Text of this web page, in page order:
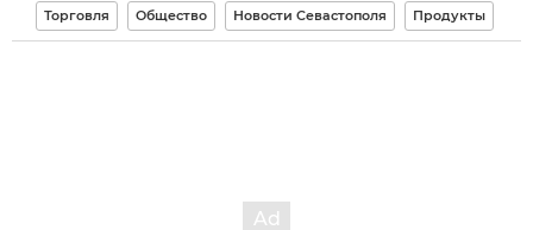
Торговля Общество Новости Севастополя Продукты